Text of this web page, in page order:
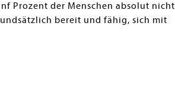
Prozent der Menschen absolut nicht
bereit und fähig, sich mit